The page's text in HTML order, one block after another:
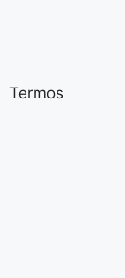
Termos